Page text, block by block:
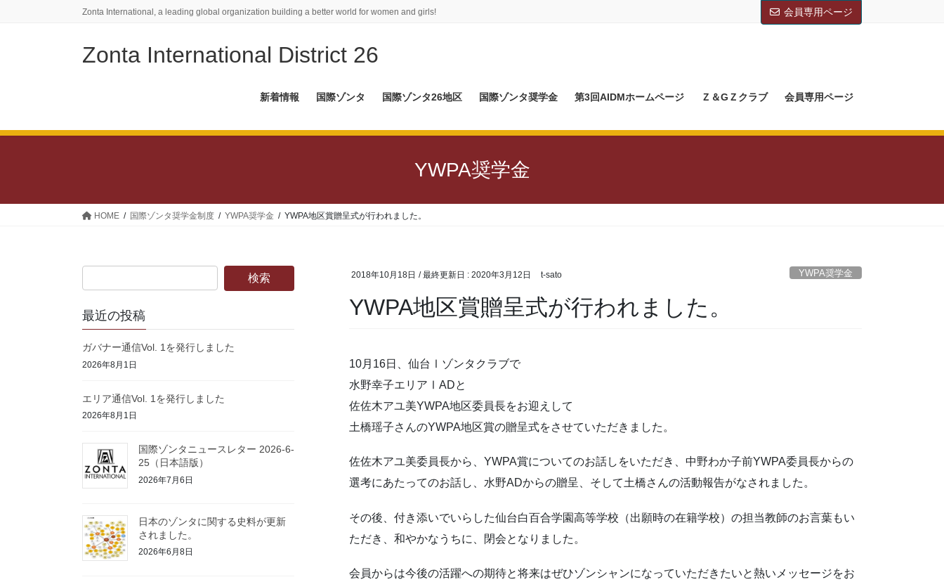
Zonta International, a leading global organization building a better world for women and girls! 会員専用ページ
Zonta International District 26
新着情報 国際ゾンタ 国際ゾンタ26地区 国際ゾンタ奨学金 第3回AIDMホームページ Ｚ＆GＺクラブ 会員専用ページ
YWPA奨学金
HOME 国際ゾンタ奨学金制度 YWPA奨学金 YWPA地区賞贈呈式が行われました。
2018年10月18日 / 最終更新日 : 2020年3月12日 t-sato YWPA奨学金
YWPA地区賞贈呈式が行われました。
10月16日、仙台Ⅰゾンタクラブで
水野幸子エリアⅠADと
佐佐木アユ美YWPA地区委員長をお迎えして
土橋瑶子さんのYWPA地区賞の贈呈式をさせていただきました。
佐佐木アユ美委員長から、YWPA賞についてのお話しをいただき、中野わか子前YWPA委員長からの
選考にあたってのお話し、水野ADからの贈呈、そして土橋さんの活動報告がなされました。
その後、付き添いでいらした仙台白百合学園高等学校（出願時の在籍学校）の担当教師のお言葉もい
ただき、和やかなうちに、閉会となりました。
会員からは今後の活躍への期待と将来はぜひゾンシャンになっていただきたいと熱いメッセージをお
最近の投稿
ガバナー通信Vol. 1を発行しました
2026年8月1日
エリア通信Vol. 1を発行しました
2026年8月1日
国際ゾンタニュースレター 2026-6-
25（日本語版）
2026年7月6日
日本のゾンタに関する史料が更新
されました。
2026年6月8日